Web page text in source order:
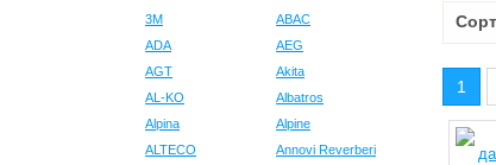
3M
ABAC
ADA
AEG
AGT
Akita
AL-KO
Albatros
Alpina
Alpine
ALTECO
Annovi Reverberi
1